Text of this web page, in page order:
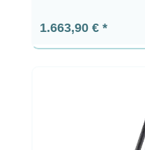
Prezzo normale:
1.663,90 €